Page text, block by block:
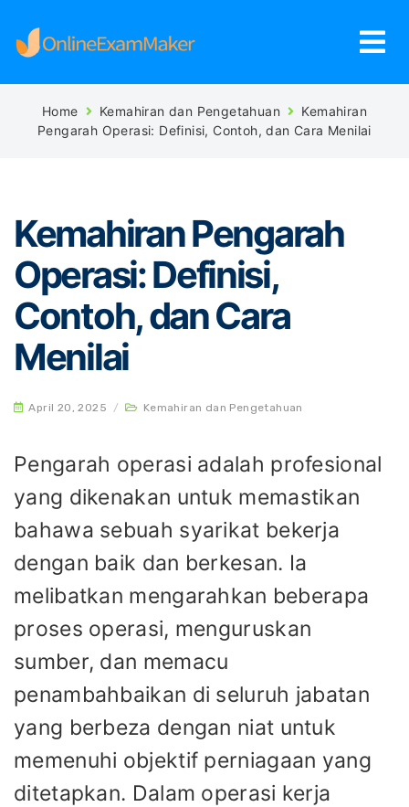
Home Kemahiran dan Pengetahuan
Kemahiran
Pengarah Operasi: Definisi, Contoh, dan Cara Menilai
Kemahiran Pengarah
Operasi: Definisi,
Contoh, dan Cara
Menilai
April 20, 2025 / Kemahiran dan Pengetahuan
Pengarah operasi adalah profesional
yang dikenakan untuk memastikan
bahawa sebuah syarikat bekerja
dengan baik dan berkesan. Ia
melibatkan mengarahkan beberapa
proses operasi, menguruskan
sumber, dan memacu
penambahbaikan di seluruh jabatan
yang berbeza dengan niat untuk
memenuhi objektif perniagaan yang
ditetapkan. Dalam operasi kerja